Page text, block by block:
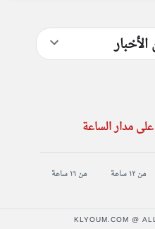
مدار الساعة
من ١٢ ساعة من ١٦ ساعة
KLYOUM.COM @